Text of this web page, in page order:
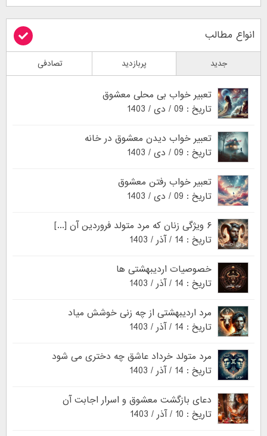
انواع مطالب
جدید پربازدید تصادفی
تعبیر خواب بی محلی معشوق
تاریخ : 09 / دی / 1403
تعبیر خواب دیدن معشوق در خانه
تاریخ : 09 / دی / 1403
تعبیر خواب رفتن معشوق
تاریخ : 09 / دی / 1403
۶ ویژگی زنان که مرد متولد فروردین آن [...]
تاریخ : 14 / آذر / 1403
خصوصیات اردیبهشتی ها
تاریخ : 14 / آذر / 1403
مرد اردیبهشتی از چه زنی خوشش میاد
تاریخ : 14 / آذر / 1403
مرد متولد خرداد عاشق چه دختری می شود
تاریخ : 14 / آذر / 1403
دعای بازگشت معشوق و اسرار اجابت آن
تاریخ : 10 / آذر / 1403